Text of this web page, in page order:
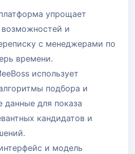
упрощает
возможностей и
с менеджерами по
времени.
использует
подбора и
данные для показа
кандидатов и
и модель